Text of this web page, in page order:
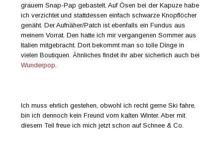
grauem Snap-Pap gebastelt. Auf Ösen bei der Kapuze habe
ich verzichtet und stattdessen einfach schwarze Knopflöcher
genäht. Der Aufnäher/Patch ist ebenfalls ein Fundus aus
meinem Vorrat. Den hatte ich mir vergangenen Sommer aus
Italien mitgebracht. Dort bekommt man so tolle Dinge in
vielen Boutiquen. Ähnliches findet ihr aber sicherlich auch bei
Wunderpop.
Ich muss ehrlich gestehen, obwohl ich recht gerne Ski fahre,
bin ich dennoch kein Freund vom kalten Winter. Aber mit
diesem Teil freue ich mich jetzt schon auf Schnee & Co.